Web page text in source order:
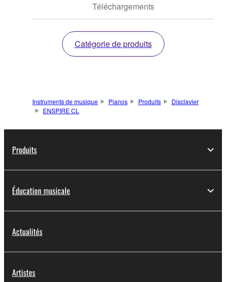
Téléchargements
Catégorie de produits
Instruments de musique Pianos Produits
Disclavier
ENSPIRE CL
Produits
Éducation musicale
Actualités
Artistes